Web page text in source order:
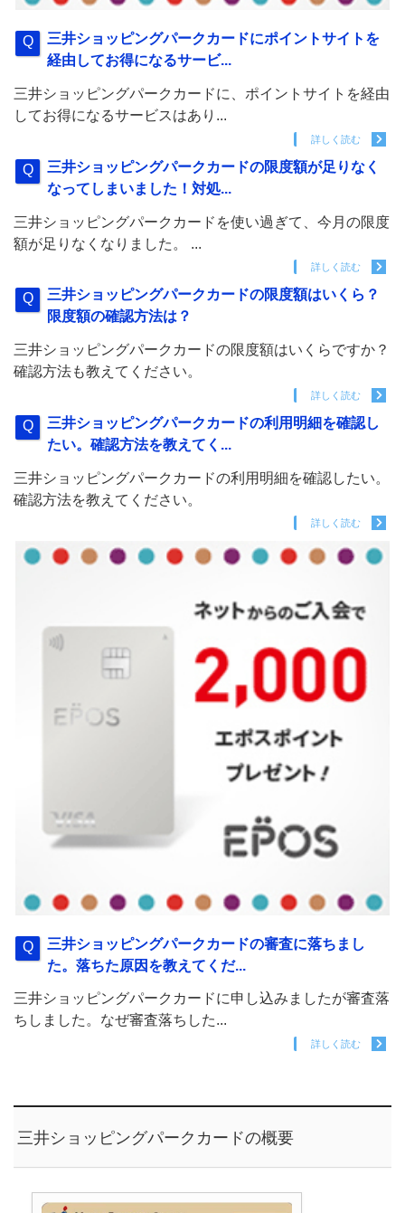
三井ショッピングパークカードにポイントサイトを
経由してお得になるサービ...
三井ショッピングパークカードに、ポイントサイトを経由
してお得になるサービスはあり...
詳しく読む
三井ショッピングパークカードの限度額が足りなく
なってしまいました！対処...
三井ショッピングパークカードを使い過ぎて、今月の限度
額が足りなくなりました。 ...
詳しく読む
三井ショッピングパークカードの限度額はいくら？
限度額の確認方法は？
三井ショッピングパークカードの限度額はいくらですか？
確認方法も教えてください。
詳しく読む
三井ショッピングパークカードの利用明細を確認し
たい。確認方法を教えてく...
三井ショッピングパークカードの利用明細を確認したい。
確認方法を教えてください。
詳しく読む
三井ショッピングパークカードの審査に落ちまし
た。落ちた原因を教えてくだ...
三井ショッピングパークカードに申し込みましたが審査落
ちしました。なぜ審査落ちした...
詳しく読む
三井ショッピングパークカードの概要